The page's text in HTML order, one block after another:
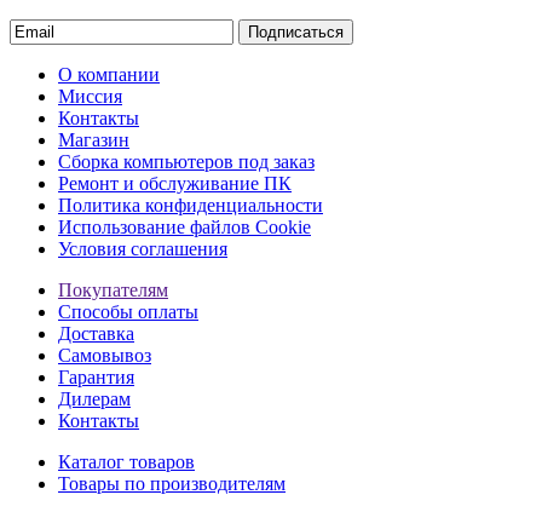
Подписаться
О компании
Миссия
Контакты
Магазин
Сборка компьютеров под заказ
Ремонт и обслуживание ПК
Политика конфиденциальности
Использование файлов Cookie
Условия соглашения
Покупателям
Способы оплаты
Доставка
Самовывоз
Гарантия
Дилерам
Контакты
Каталог товаров
Товары по производителям